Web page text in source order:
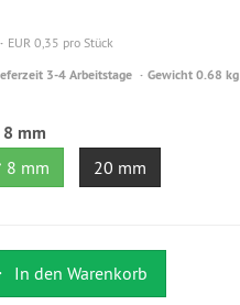
EUR 0,35 pro Stück
3-4 Arbeitstage Gewicht 0.68 kg
8 mm
8 mm 20 mm
In den Warenkorb